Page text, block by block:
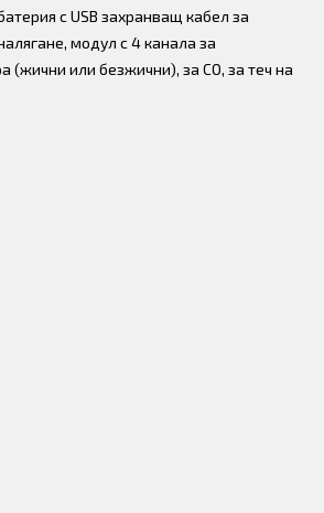
с USB захранващ кабел за
модул с 4 канала за
(жични или безжични), за CO, за теч на